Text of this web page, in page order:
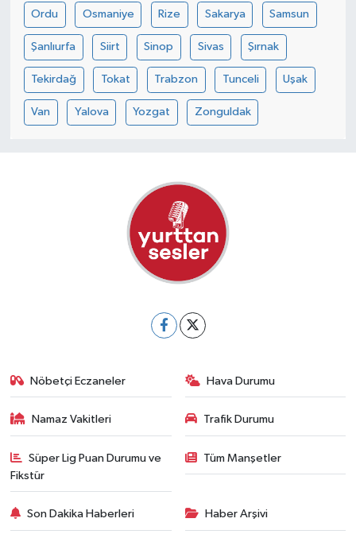
Ordu Osmaniye Rize Sakarya Samsun
Şanlıurfa Siirt Sinop Sivas Şırnak
Tekirdağ Tokat Trabzon Tunceli Uşak
Van Yalova Yozgat Zonguldak
Nöbetçi Eczaneler Hava Durumu
Namaz Vakitleri Trafik Durumu
Süper Lig Puan Durumu ve
Fikstür
Tüm Manşetler
Son Dakika Haberleri Haber Arşivi